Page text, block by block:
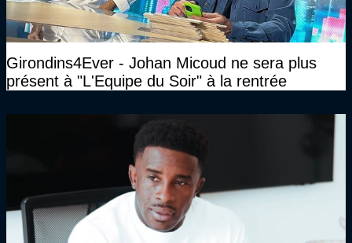
Girondins4Ever - Johan Micoud ne sera plus
présent à "L'Equipe du Soir" à la rentrée